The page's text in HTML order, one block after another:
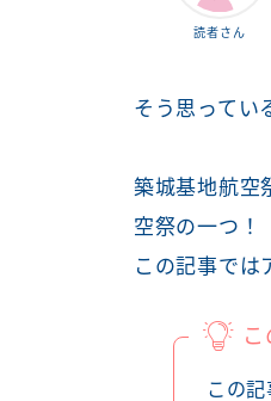
読者さん
そう思ってい
築城基地航空
空祭の一つ！
この記事では
この